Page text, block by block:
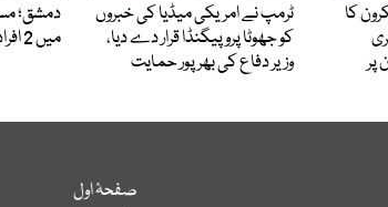
کا
پر
ٹرمپ نے امریکی میڈیا کی خبروں
کو جھوٹا پروپیگنڈا قرار دے دیا،
وزیر دفاع کی بھرپور حمایت
دمشق؛
میں 2 افراد جاں بحق اور 13 زخمی
صفحۂ اول